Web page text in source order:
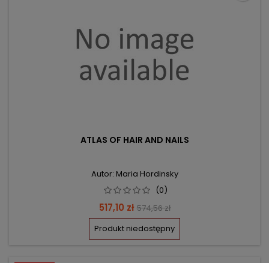
ATLAS OF HAIR AND NAILS
Autor: Maria Hordinsky
(0)
Cena
517,10 zł Cena
podstawowa
574,56 zł
Produkt niedostępny